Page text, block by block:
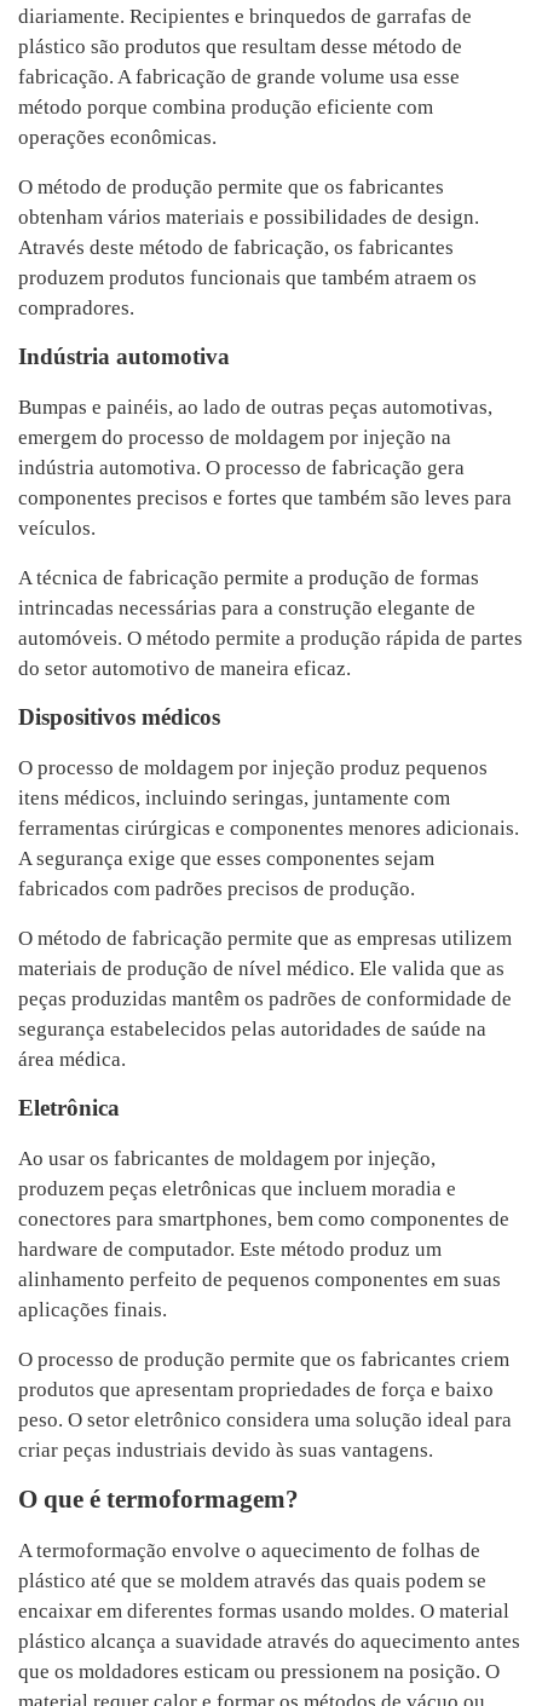
diariamente. Recipientes e brinquedos de garrafas de
plástico são produtos que resultam desse método de
fabricação. A fabricação de grande volume usa esse
método porque combina produção eficiente com
operações econômicas.
O método de produção permite que os fabricantes
obtenham vários materiais e possibilidades de design.
Através deste método de fabricação, os fabricantes
produzem produtos funcionais que também atraem os
compradores.
Indústria automotiva
Bumpas e painéis, ao lado de outras peças automotivas,
emergem do processo de moldagem por injeção na
indústria automotiva. O processo de fabricação gera
componentes precisos e fortes que também são leves para
veículos.
A técnica de fabricação permite a produção de formas
intrincadas necessárias para a construção elegante de
automóveis. O método permite a produção rápida de partes
do setor automotivo de maneira eficaz.
Dispositivos médicos
O processo de moldagem por injeção produz pequenos
itens médicos, incluindo seringas, juntamente com
ferramentas cirúrgicas e componentes menores adicionais.
A segurança exige que esses componentes sejam
fabricados com padrões precisos de produção.
O método de fabricação permite que as empresas utilizem
materiais de produção de nível médico. Ele valida que as
peças produzidas mantêm os padrões de conformidade de
segurança estabelecidos pelas autoridades de saúde na
área médica.
Eletrônica
Ao usar os fabricantes de moldagem por injeção,
produzem peças eletrônicas que incluem moradia e
conectores para smartphones, bem como componentes de
hardware de computador. Este método produz um
alinhamento perfeito de pequenos componentes em suas
aplicações finais.
O processo de produção permite que os fabricantes criem
produtos que apresentam propriedades de força e baixo
peso. O setor eletrônico considera uma solução ideal para
criar peças industriais devido às suas vantagens.
O que é termoformagem?
A termoformação envolve o aquecimento de folhas de
plástico até que se moldem através das quais podem se
encaixar em diferentes formas usando moldes. O material
plástico alcança a suavidade através do aquecimento antes
que os moldadores esticam ou pressionem na posição. O